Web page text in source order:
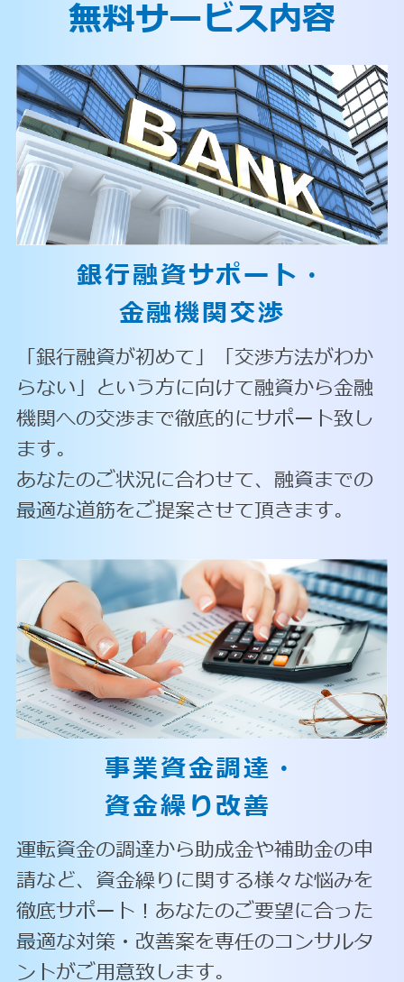
無料サービス内容
銀行融資サポート・
金融機関交渉
「銀行融資が初めて」「交渉方法がわか
らない」という方に向けて融資から金融
機関への交渉まで徹底的にサポート致し
ます。
あなたのご状況に合わせて、融資までの
最適な道筋をご提案させて頂きます。
事業資金調達・
資金繰り改善
運転資金の調達から助成金や補助金の申
請など、資金繰りに関する様々な悩みを
徹底サポート！あなたのご要望に合った
最適な対策・改善案を専任のコンサルタ
ントがご用意致します。